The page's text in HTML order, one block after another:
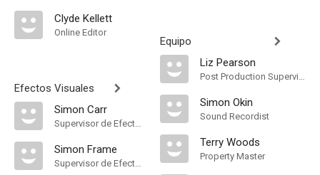
Clyde Kellett
Online Editor
Efectos Visuales
Simon Carr
Supervisor de Efectos Visuales
Simon Frame
Supervisor de Efectos Visuales
Equipo
Liz Pearson
Post Production Supervisor
Simon Okin
Sound Recordist
Terry Woods
Property Master